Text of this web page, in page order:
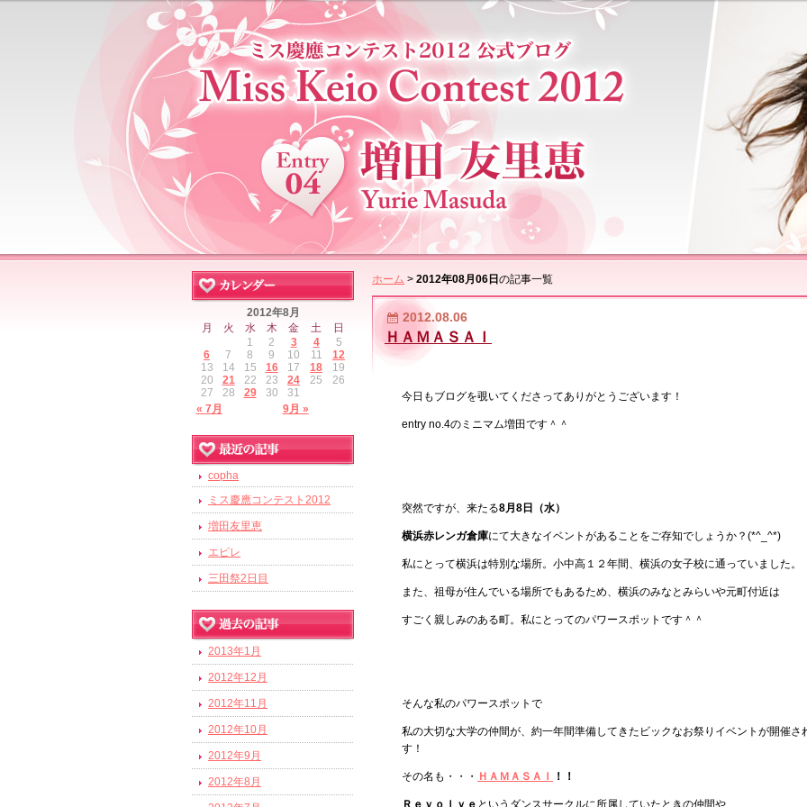
ホーム > 2012年08月06日 の記事一覧
2012.08.06
ＨＡＭＡＳＡＩ
今日もブログを覗いてくださってありがとうございます！
entry no.4のミニマム増田です＾＾
突然ですが、来たる8月8日（水）
横浜赤レンガ倉庫にて大きなイベントがあることをご存知でしょうか？(*^_^*)
私にとって横浜は特別な場所。小中高１２年間、横浜の女子校に通っていました。
また、祖母が住んでいる場所でもあるため、横浜のみなとみらいや元町付近は
すごく親しみのある町。私にとってのパワースポットです＾＾
そんな私のパワースポットで
私の大切な大学の仲間が、約一年間準備してきたビックなお祭りイベントが開催さ
す！
その名も・・・ ＨＡＭＡＳＡＩ ！！
Ｒｅｖｏｌｖｅ というダンスサークルに所属していたときの仲間や
2012年8月
月
火 水 木 金 土 日
« 7月 9月 »
1 2 3 4
5
6
7 8 9 10 11
12
13
14 15 16 17 18
19
20
21 22 23 24 25
26
27
28 29 30 31
copha
ミス慶應コンテスト2012
増田友里恵
エピレ
三田祭2日目
2013年1月
2012年12月
2012年11月
2012年10月
2012年9月
2012年8月